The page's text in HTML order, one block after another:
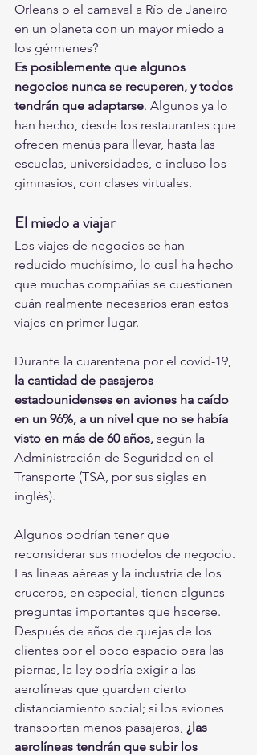
Orleans o el carnaval a Río de Janeiro
en un planeta con un mayor miedo a
los gérmenes?
Es posiblemente que algunos
negocios nunca se recuperen, y todos
tendrán que adaptarse. Algunos ya lo
han hecho, desde los restaurantes que
ofrecen menús para llevar, hasta las
escuelas, universidades, e incluso los
gimnasios, con clases virtuales.
El miedo a viajar
Los viajes de negocios se han
reducido muchísimo, lo cual ha hecho
que muchas compañías se cuestionen
cuán realmente necesarios eran estos
viajes en primer lugar.
Durante la cuarentena por el covid-19,
la cantidad de pasajeros
estadounidenses en aviones ha caído
en un 96%, a un nivel que no se había
visto en más de 60 años, según la
Administración de Seguridad en el
Transporte (TSA, por sus siglas en
inglés).
Algunos podrían tener que
reconsiderar sus modelos de negocio.
Las líneas aéreas y la industria de los
cruceros, en especial, tienen algunas
preguntas importantes que hacerse.
Después de años de quejas de los
clientes por el poco espacio para las
piernas, la ley podría exigir a las
aerolíneas que guarden cierto
distanciamiento social; si los aviones
transportan menos pasajeros, ¿las
aerolíneas tendrán que subir los